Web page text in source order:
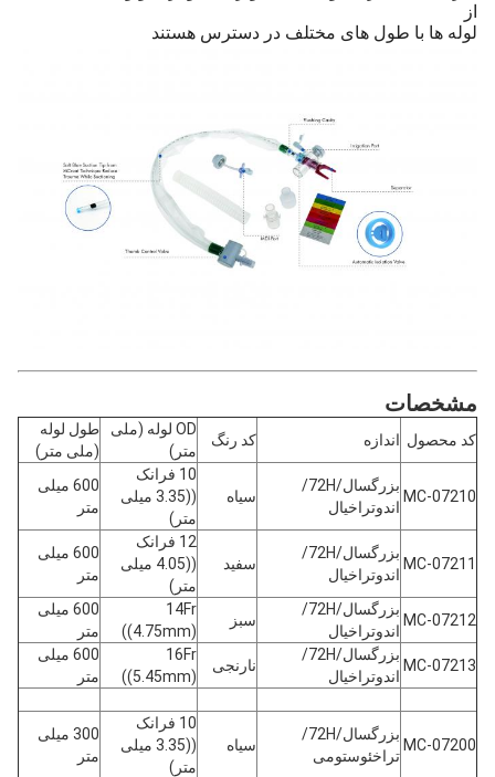
لوله ها با طول های مختلف در دسترس هستند
مشخصات
کد محصول اندازه کد رنگ
OD لوله (ملی
متر)
طول لوله
(ملی متر)
MC-07210
بزرگسال/72H/
اندوتراخیال
سیاه
10 فرانک
((3.35 میلی
متر)
600 میلی
متر
MC-07211
بزرگسال/72H/
اندوتراخیال
سفید
12 فرانک
((4.05 میلی
متر)
600 میلی
متر
MC-07212
بزرگسال/72H/
اندوتراخیال
سبز
14Fr
((4.75mm)
600 میلی
متر
MC-07213
بزرگسال/72H/
اندوتراخیال
نارنجی
16Fr
((5.45mm)
600 میلی
متر
MC-07200
بزرگسال/72H/
تراخئوستومی
سیاه
10 فرانک
((3.35 میلی
متر)
300 میلی
متر